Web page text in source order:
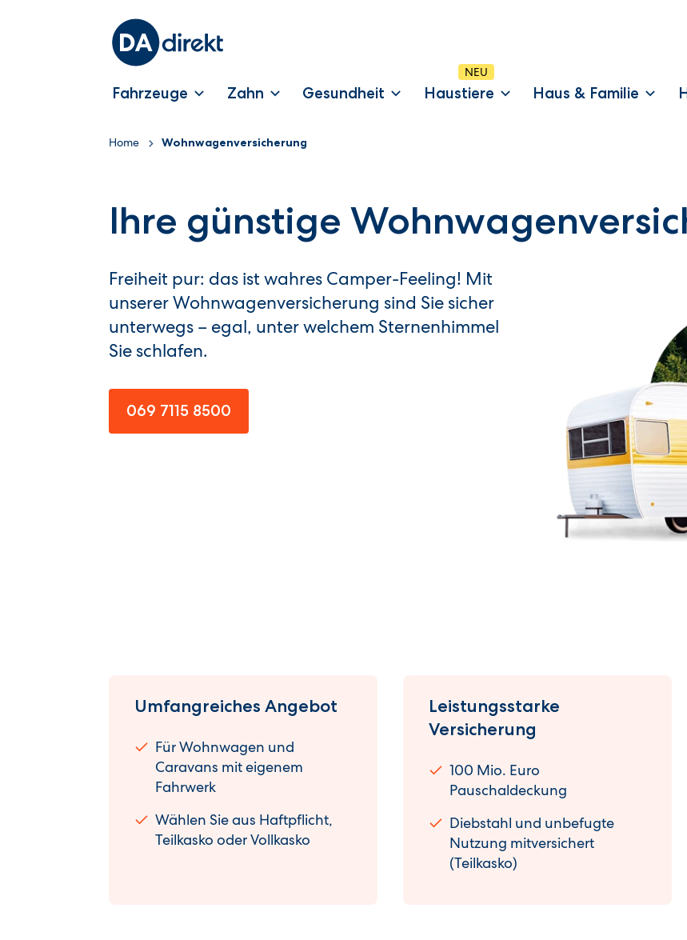
Fahrzeuge Zahn Gesundheit Haustiere Haus & Familie
Home Wohnwagenversicherung
Ihre günstige
Freiheit pur: das ist wahres Camper-Feeling! Mit
unserer Wohnwagenversicherung sind Sie sicher
unterwegs – egal, unter welchem Sternenhimmel
Sie schlafen.
069 7115 8500
Umfangreiches Angebot
Für Wohnwagen und
Caravans mit eigenem
Fahrwerk
Wählen Sie aus Haftpflicht,
Teilkasko oder Vollkasko
Leistungsstarke
Versicherung
100 Mio. Euro
Pauschaldeckung
Diebstahl und unbefugte
Nutzung mitversichert
(Teilkasko)